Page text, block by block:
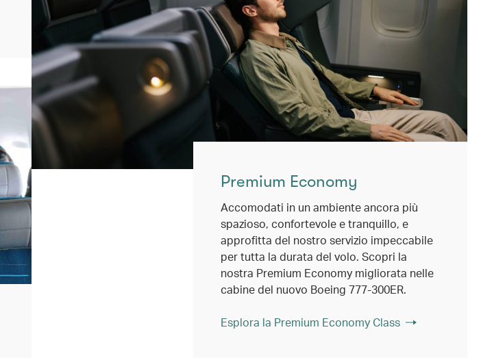
Premium Economy
Accomodati in un ambiente ancora più
spazioso, confortevole e tranquillo, e
approfitta del nostro servizio impeccabile
per tutta la durata del volo. Scopri la
nostra Premium Economy migliorata nelle
cabine del nuovo Boeing 777-300ER.
Esplora la Premium Economy Class